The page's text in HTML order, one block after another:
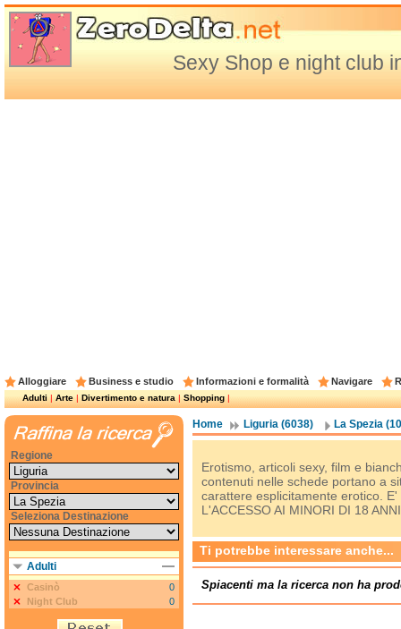
Sexy Shop e night club
Alloggiare Business e studio Informazioni e formalità Navigare
Adulti|Arte|Divertimento e natura|Shopping|
Home Liguria (6038) La Spezia
Erotismo, articoli sexy, film e
contenuti nelle schede portano a
carattere esplicitamente erotico. E'
L'ACCESSO AI MINORI DI 18
Ti potrebbe interessare anche...
Spiacenti ma la ricerca non ha
Regione
Provincia
Seleziona Destinazione
Adulti
Casinò
0
Night Club
0